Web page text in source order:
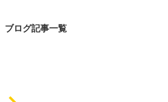
ブログ記事一覧